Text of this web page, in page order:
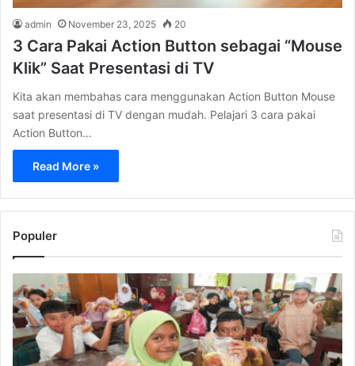
admin November 23, 2025 20
3 Cara Pakai Action Button sebagai “Mouse
Klik” Saat Presentasi di TV
Kita akan membahas cara menggunakan Action Button Mouse
saat presentasi di TV dengan mudah. Pelajari 3 cara pakai
Action Button…
Read More »
Populer